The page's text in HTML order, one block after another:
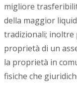
migliore
della maggior
tradizionali; inoltre
proprietà di un
la proprietà in
fisiche che